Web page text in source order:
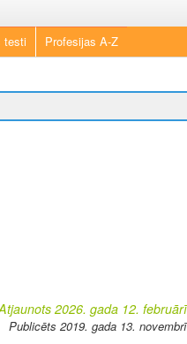
testi Profesijas A-Z
2026. gada 12. februārī
Publicēts 2019. gada 13. novembrī